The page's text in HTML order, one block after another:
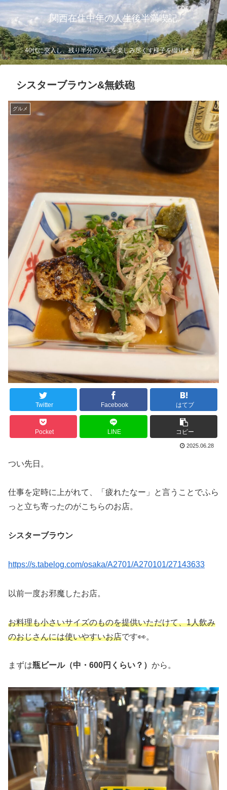
関西在住中年の人生後半満喫記
40代に突入し、残り半分の人生を楽しみ尽くす様子を綴ります。
シスターブラウン&無鉄砲
グルメ
Twitter Facebook はてブ
Pocket LINE コピー
2025.06.28
つい先日。
仕事を定時に上がれて、「疲れたなー」と言うことでふら
っと立ち寄ったのがこちらのお店。
シスターブラウン
https://s.tabelog.com/osaka/A2701/A270101/27143633
以前一度お邪魔したお店。
お料理も小さいサイズのものを提供いただけて、1人飲み
のおじさんには使いやすいお店です👀。
まずは瓶ビール（中・600円くらい？） から。